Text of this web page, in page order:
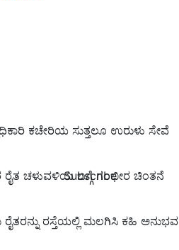
Subscribe
ಕಚೇರಿಯ ಸುತ್ತಲೂ ಉರುಳು ಸೇವೆ
ರೈತ ಚಳುವಳಿಯ ಬಗ್ಗೆ ಗಂಭೀರ ಚಿಂತನೆ
ರೈತರನ್ನು ರಸ್ತೆಯಲ್ಲಿ ಮಲಗಿಸಿ ಕಹಿ ಅನುಭವ